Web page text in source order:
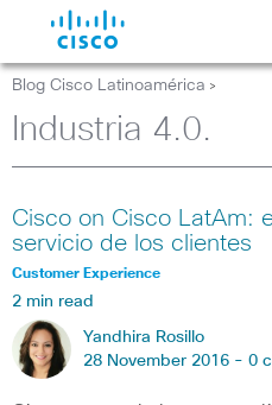
Blog Cisco Latinoamérica >
Industria 4.0.
Cisco on Cisco LatAm:
servicio de los clientes
Customer Experience
2 min read
Yandhira Rosillo
28 November 2016 - 0